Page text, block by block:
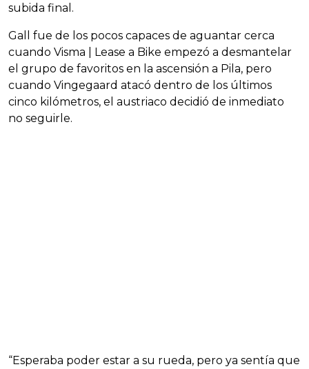
subida final.
Gall fue de los pocos capaces de aguantar cerca
cuando Visma | Lease a Bike empezó a desmantelar
el grupo de favoritos en la ascensión a Pila, pero
cuando Vingegaard atacó dentro de los últimos
cinco kilómetros, el austriaco decidió de inmediato
no seguirle.
“Esperaba poder estar a su rueda, pero ya sentía que